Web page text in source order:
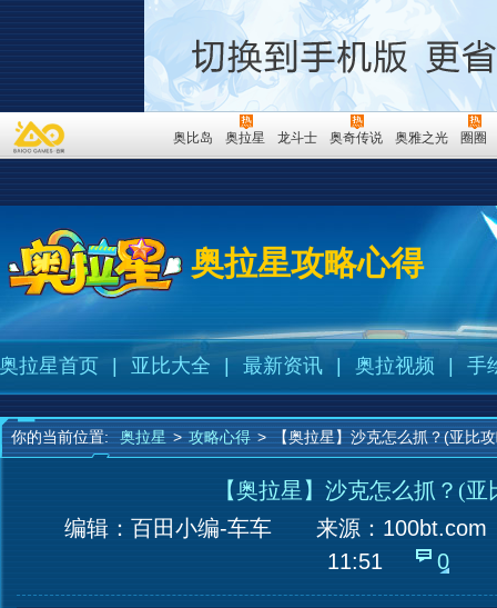
奥比岛 奥拉星 龙斗士 奥奇传说 奥雅之光 圈圈
奥拉星攻略心得
奥拉星首页 亚比大全 最新资讯 奥拉视频 手
你的当前位置: 奥拉星 > 攻略心得 > 【奥拉星】沙克怎么抓？(亚比
【奥拉星】沙克怎么抓？(亚
编辑：百田小编-车车
来源： 100bt.com
11:51
0